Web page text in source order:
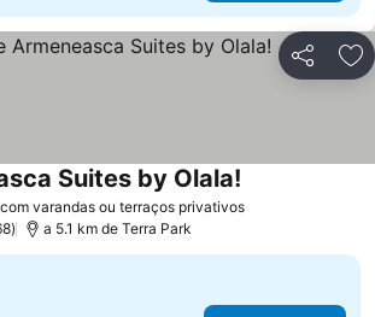
Partilhar
varandas ou terraços privativosVer preços
Suites by Olala!
a 5.1 km de Terra Park